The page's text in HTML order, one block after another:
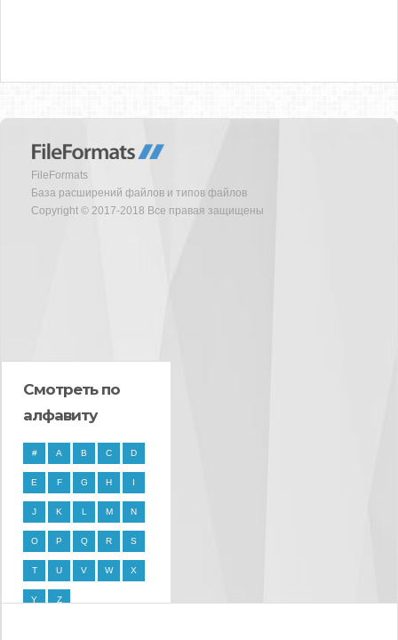
FileFormats
База расширений файлов и типов файлов
Copyright © 2017-2018 Все правая защищены
Смотреть по
алфавиту
# A B C D
E F G H I
J K L M N
O P Q R S
T U V W X
Y Z